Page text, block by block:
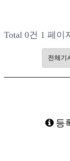
Total 0건 1 페이
등